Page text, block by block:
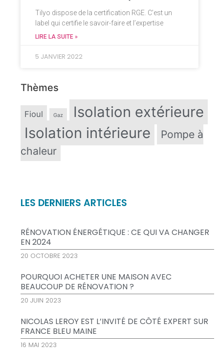
Tilyo dispose de la certification RGE. C’est un
label qui certifie le savoir-faire et l’expertise
LIRE LA SUITE »
5 JANVIER 2022
Thèmes
Fioul Gaz
Isolation extérieure
Isolation intérieure
Pompe à
chaleur
LES DERNIERS ARTICLES
RÉNOVATION ÉNERGÉTIQUE : CE QUI VA CHANGER
EN 2024
20 OCTOBRE 2023
POURQUOI ACHETER UNE MAISON AVEC
BEAUCOUP DE RÉNOVATION ?
20 JUIN 2023
NICOLAS LEROY EST L’INVITÉ DE CÔTÉ EXPERT SUR
FRANCE BLEU MAINE
16 MAI 2023